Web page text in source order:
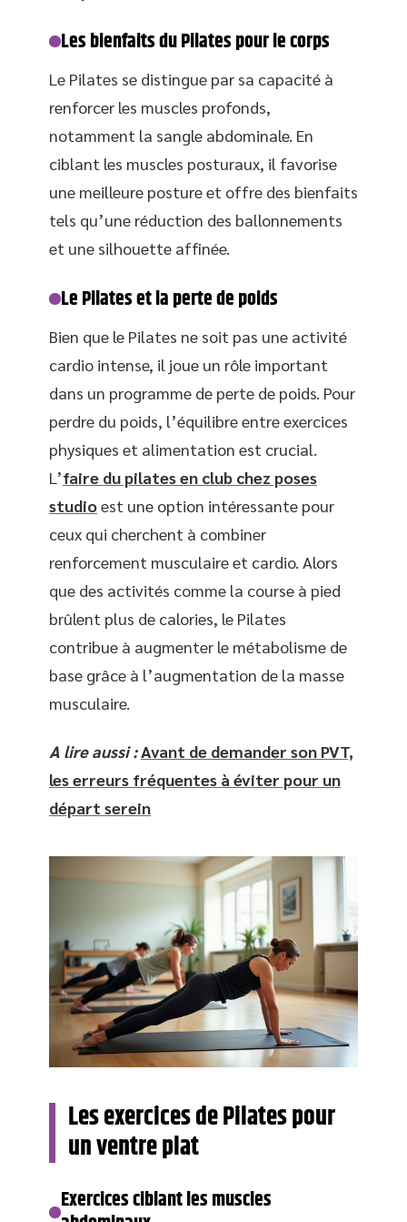
Les bienfaits du Pilates pour le corps
Le Pilates se distingue par sa capacité à
renforcer les muscles profonds,
notamment la sangle abdominale. En
ciblant les muscles posturaux, il favorise
une meilleure posture et offre des bienfaits
tels qu’une réduction des ballonnements
et une silhouette affinée.
Le Pilates et la perte de poids
Bien que le Pilates ne soit pas une activité
cardio intense, il joue un rôle important
dans un programme de perte de poids. Pour
perdre du poids, l’équilibre entre exercices
physiques et alimentation est crucial.
L’faire du pilates en club chez poses
studioest une option intéressante pour
ceux qui cherchent à combiner
renforcement musculaire et cardio. Alors
que des activités comme la course à pied
brûlent plus de calories, le Pilates
contribue à augmenter le métabolisme de
base grâce à l’augmentation de la masse
musculaire.
A lire aussi :Avant de demander son PVT,
les erreurs fréquentes à éviter pour un
départ serein
Les exercices de Pilates pour
un ventre plat
Exercices ciblant les muscles